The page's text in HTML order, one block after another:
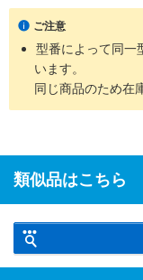
・クッションバルブは
るみ止め用ロックナッ
・バリエーション豊富
化しました
ご注意
型番によって同一
います。
同じ商品のため在
類似品はこちら